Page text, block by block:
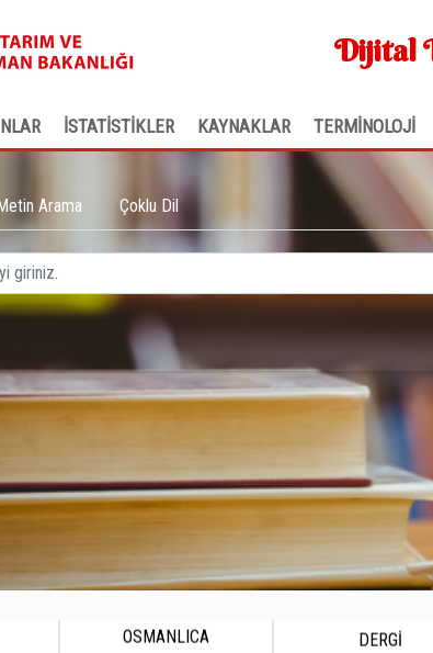
Dijital
İSTATİSTİKLER KAYNAKLAR TERMİNOLOJİ
Arama Çoklu Dil
OSMANLICA DERGİ